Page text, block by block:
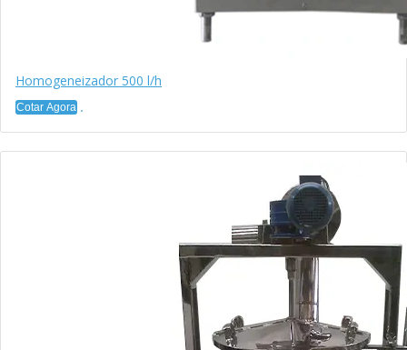
Homogeneizador 500 l/h
Cotar Agora